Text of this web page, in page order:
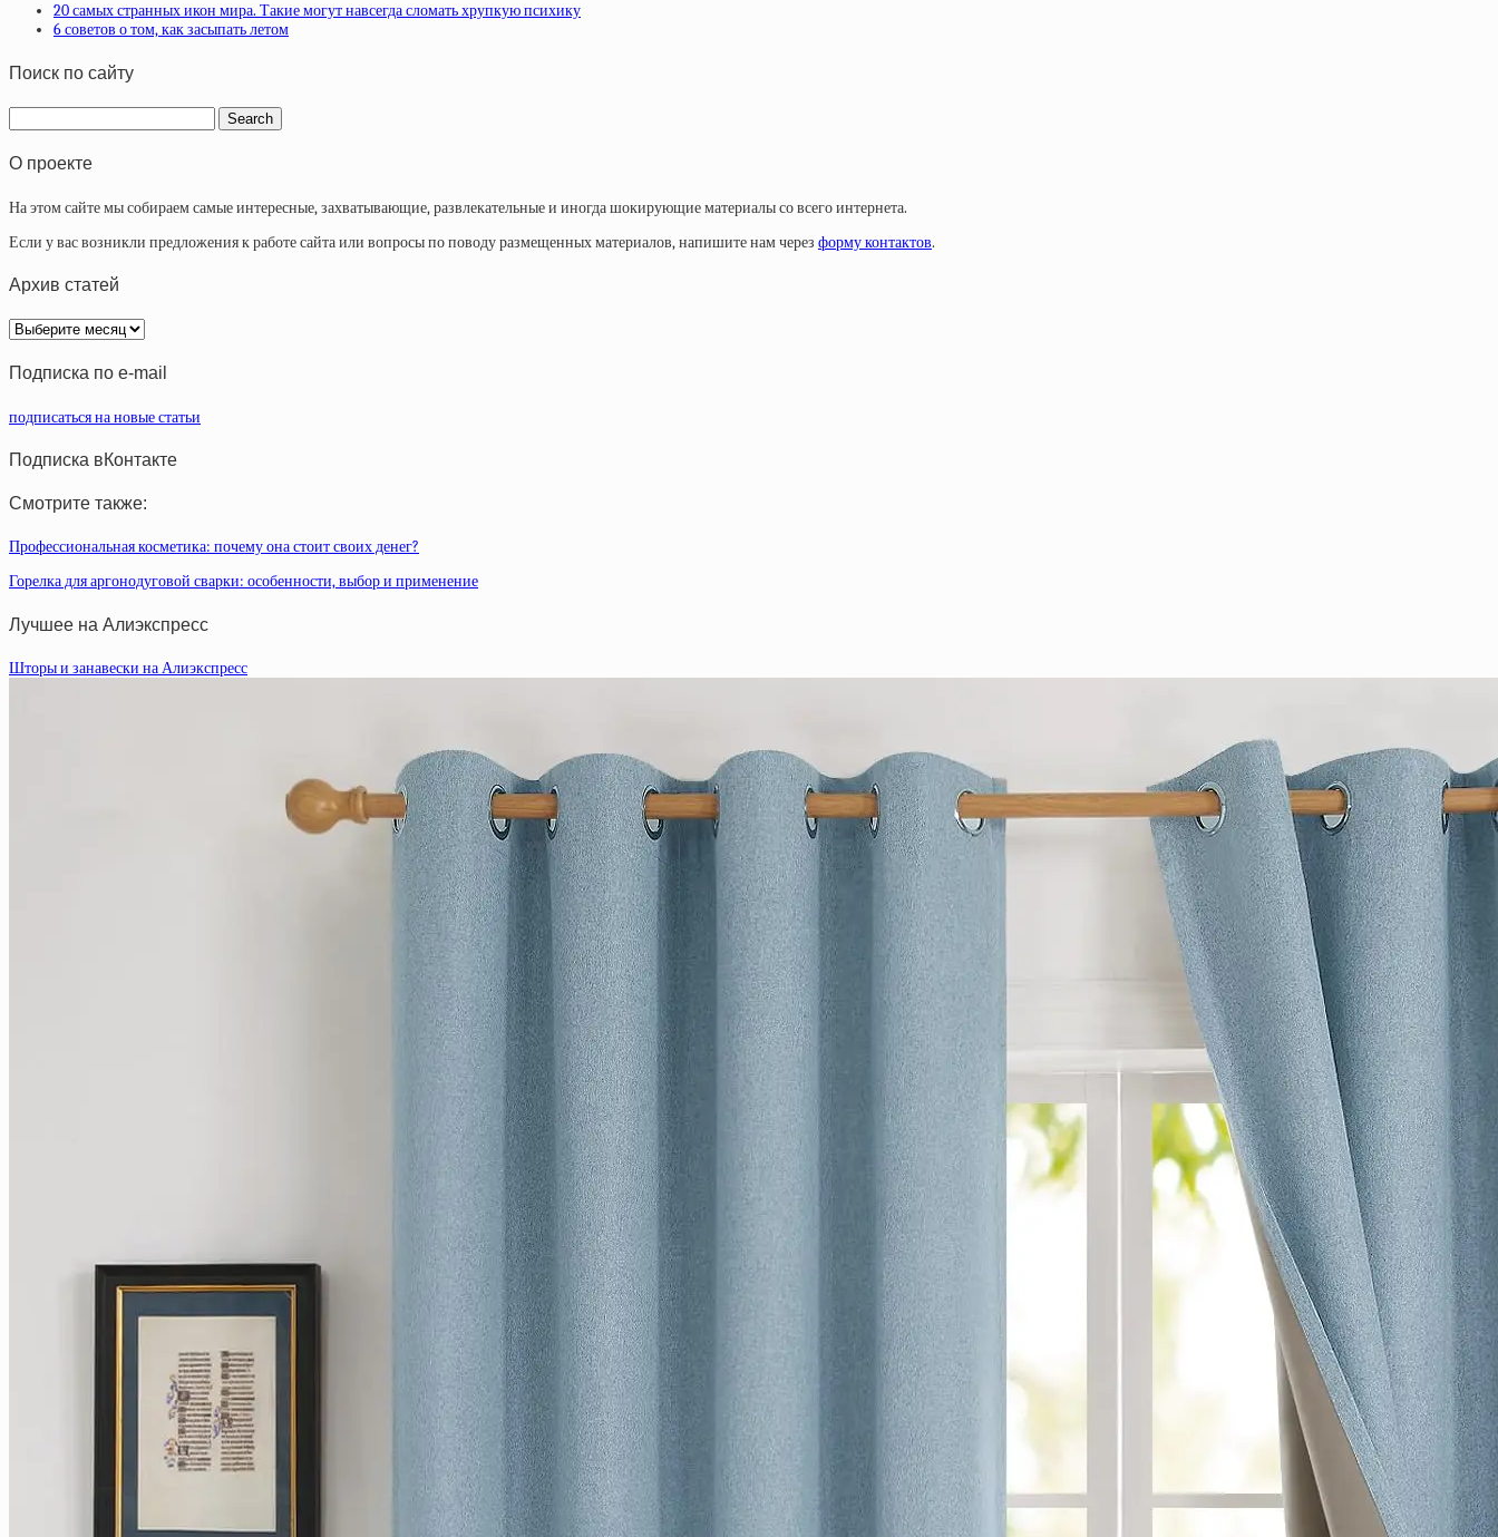
20 самых странных икон мира. Такие могут навсегда сломать хрупкую психику
6 советов о том, как засыпать летом
Поиск по сайту
О проекте
На этом сайте мы собираем самые интересные, захватывающие, развлекательные и иногда шокирующие материалы со всего интернета.
Если у вас возникли предложения к работе сайта или вопросы по поводу размещенных материалов, напишите нам через форму контактов.
Архив статей
Архив
статей
Подписка по e-mail
подписаться на новые статьи
Подписка вКонтакте
Смотрите также:
Профессиональная косметика: почему она стоит своих денег?
Горелка для аргонодуговой сварки: особенности, выбор и применение
Лучшее на Алиэкспресс
Шторы и занавески на Алиэкспресс